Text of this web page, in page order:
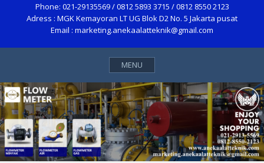
Phone: 021-29135569 / 0812 5893 3715 / 0812 8550 2123
Adress : MGK Kemayoran LT UG Blok D2 No. 5 Jakarta pusat
Email : marketing.anekaalatteknik@gmail.com
MENU